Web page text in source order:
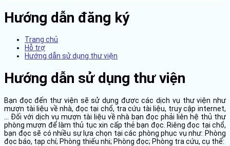
Hướng dẫn đăng ký
Trang chủ
Hỗ trợ
Hướng dẫn sử dụng thư viện
Hướng dẫn sử dụng thư viện
Bạn đọc đến thư viện sẽ sử dụng được các dịch vụ thư viện như
mượn tài liệu về nhà, đọc tại chổ, tra cứu tài liệu, truy cập internet,
… Đối với dịch vụ mượn tài liệu về nhà bạn đọc phải liên hệ thủ thư
phòng mượn để làm thủ tục xin cấp thẻ bạn đọc. Riêng đọc tại chổ,
bạn đọc sẽ có nhiều sự lựa chọn tại các phòng phục vụ như: Phòng
đọc báo, tạp chí; Phòng thiếu nhi; Phòng đọc; Phòng tra cứu, cụ thể: